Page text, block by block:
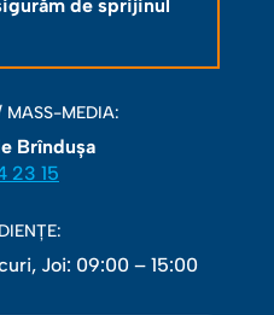
de sprijinul
MASS-MEDIA:
Brîndușa
23 15
Joi: 09:00 – 15:00